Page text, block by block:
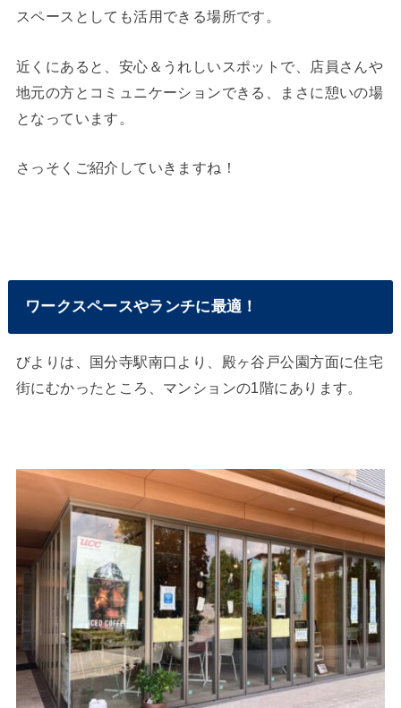
スペースとしても活用できる場所です。
近くにあると、安心＆うれしいスポットで、店員さんや
地元の方とコミュニケーションできる、まさに憩いの場
となっています。
さっそくご紹介していきますね！
ワークスペースやランチに最適！
びよりは、国分寺駅南口より、殿ヶ谷戸公園方面に住宅
街にむかったところ、マンションの1階にあります。